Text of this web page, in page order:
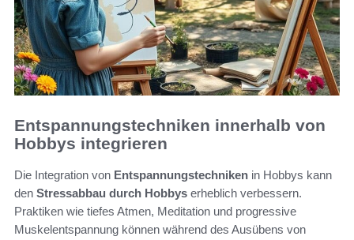
Entspannungstechniken innerhalb von
Hobbys integrieren
Die Integration von Entspannungstechniken in Hobbys kann
den Stressabbau durch Hobbys erheblich verbessern.
Praktiken wie tiefes Atmen, Meditation und progressive
Muskelentspannung können während des Ausübens von